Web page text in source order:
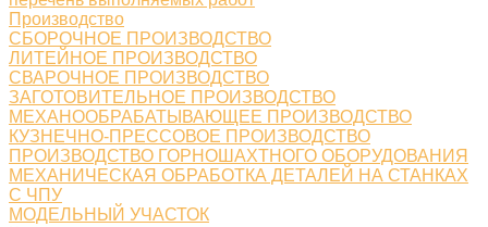
Производство
СБОРОЧНОЕ ПРОИЗВОДСТВО
ЛИТЕЙНОЕ ПРОИЗВОДСТВО
СВАРОЧНОЕ ПРОИЗВОДСТВО
ЗАГОТОВИТЕЛЬНОЕ ПРОИЗВОДСТВО
МЕХАНООБРАБАТЫВАЮЩЕЕ ПРОИЗВОДСТВО
КУЗНЕЧНО-ПРЕССОВОЕ ПРОИЗВОДСТВО
ПРОИЗВОДСТВО ГОРНОШАХТНОГО ОБОРУДОВАНИЯ
МЕХАНИЧЕСКАЯ ОБРАБОТКА ДЕТАЛЕЙ НА СТАНКАХ
С ЧПУ
МОДЕЛЬНЫЙ УЧАСТОК